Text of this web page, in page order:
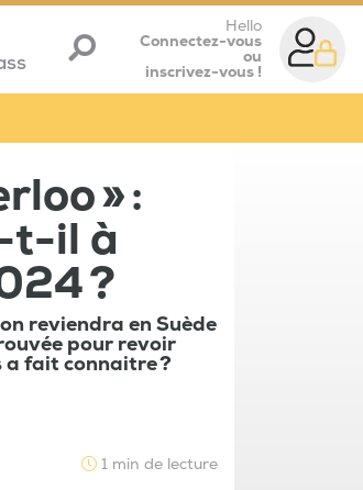
Hello
Connectez-vous
ou
inscrivez-vous !
» :
t-il à
?
reviendra en Suède
pour revoir
a fait connaitre ?
1 min de lecture